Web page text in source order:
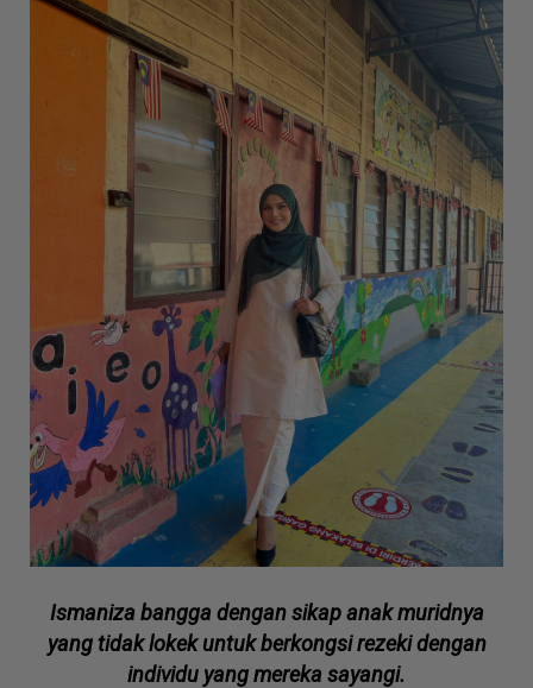
Ismaniza bangga dengan sikap anak muridnya
yang tidak lokek untuk berkongsi rezeki dengan
individu yang mereka sayangi.